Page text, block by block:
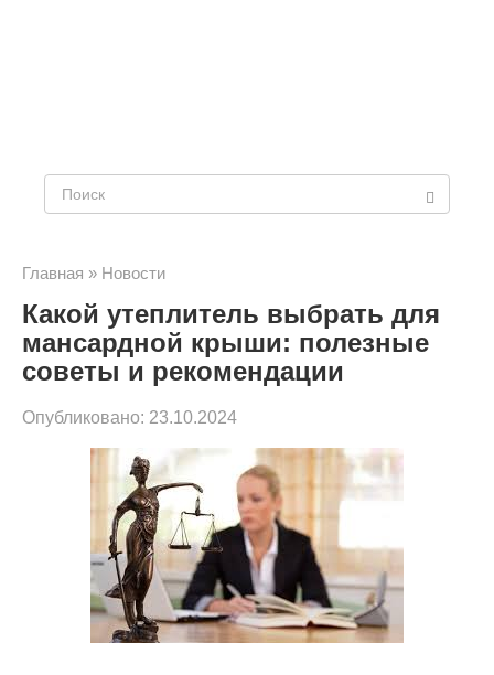
Главная » Новости
Какой утеплитель выбрать для
мансардной крыши: полезные
советы и рекомендации
Опубликовано: 23.10.2024